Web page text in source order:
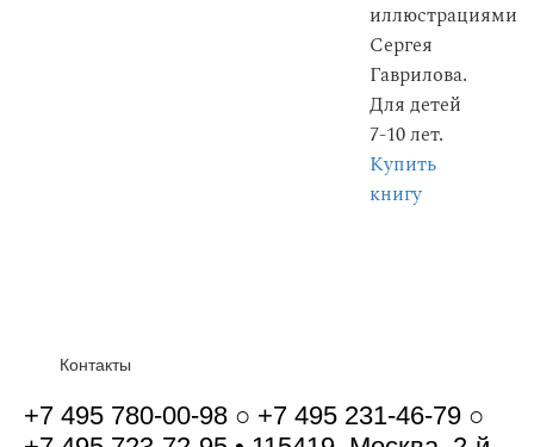
иллюстрациями
Сергея
Гаврилова.
Для детей
7-10 лет.
Купить
книгу
Контакты
+7 495 780-00-98 ○ +7 495 231-46-79 ○